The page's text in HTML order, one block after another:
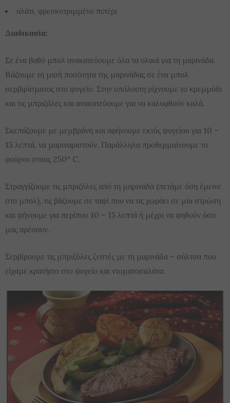
αλάτι, φρεσκοτριμμένο πιπέρι
Διαδικασία:
Σε ένα βαθύ μπολ ανακατεύουμε όλα τα υλικά για τη μαρινάδα.
Βάζουμε τη μισή ποσότητα της μαρινάδας σε ένα μπολ
σερβιρίσματος στο ψυγείο. Στην υπόλοιπη ρίχνουμε το κρεμμύδι
και τις μπριζόλες και ανακατεύουμε για να καλυφθούν καλά.
Σκεπάζουμε με μεμβράνη και αφήνουμε εκτός ψυγείου για 10 –
15 λεπτά, να μαριναριστούν. Παράλληλα προθερμαίνουμε το
φούρνο στους 250° C.
Στραγγίζουμε τις μπριζόλες από τη μαρινάδα (πετάμε όση έμεινε
στο μπολ), τις βάζουμε σε ταψί που να τις χωράει σε μία στρώση
και ψήνουμε για περίπου 10 – 15 λεπτά ή μέχρι να ψηθούν όσο
μας αρέσουν.
Σερβίρουμε τις μπριζόλες ζεστές με τη μαρινάδα – σάλτσα που
είχαμε κρατήσει στο ψυγείο και ντοματοσαλάτα.